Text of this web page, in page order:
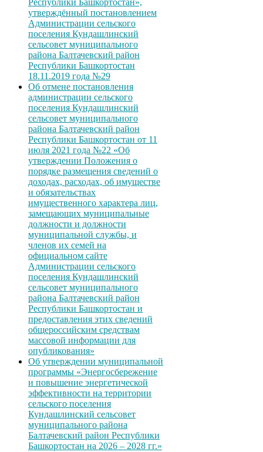
Республики Башкортостан»,
утверждённый постановлением
Администрации сельского
поселения Кундашлинский
сельсовет муниципального
района Балтачевский район
Республики Башкортостан
18.11.2019 года №29
Об отмене постановления
администрации сельского
поселения Кундашлинский
сельсовет муниципального
района Балтачевский район
Республики Башкортостан от 11
июля 2021 года №22 «Об
утверждении Положения о
порядке размещения сведений о
доходах, расходах, об имуществе
и обязательствах
имущественного характера лиц,
замещающих муниципальные
должности и должности
муниципальной службы, и
членов их семей на
официальном сайте
Администрации сельского
поселения Кундашлинский
сельсовет муниципального
района Балтачевский район
Республики Башкортостан и
предоставления этих сведений
общероссийским средствам
массовой информации для
опубликования»
Об утверждении муниципальной
программы «Энергосбережение
и повышение энергетической
эффективности на территории
сельского поселения
Кундашлинский сельсовет
муниципального района
Балтачевский район Республики
Башкортостан на 2026 – 2028 гг.»